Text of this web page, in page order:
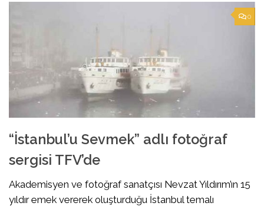
0
“İstanbul’u Sevmek” adlı fotoğraf
sergisi TFV’de
Akademisyen ve fotoğraf sanatçısı Nevzat Yıldırım’ın 15
yıldır emek vererek oluşturduğu İstanbul temalı